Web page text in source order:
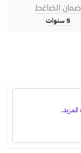
ضمان الضاغط
5 سنوات